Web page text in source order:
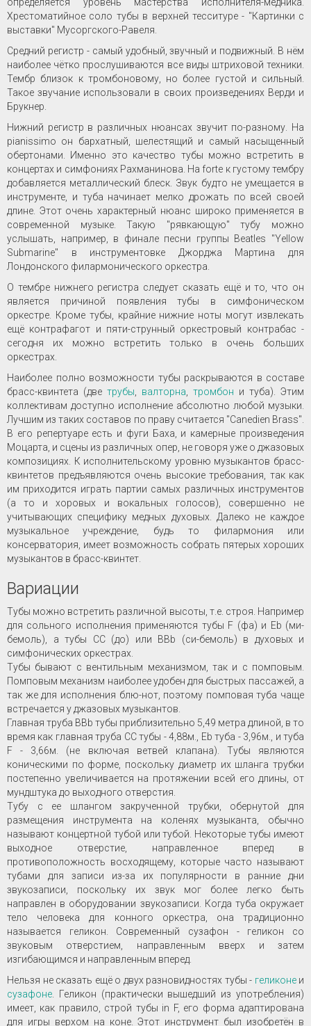
Хрестоматийное соло тубы в верхней тесситуре - "Картинки с
выставки" Мусоргского-Равеля.
Средний регистр - самый удобный, звучный и подвижный. В нём
наиболее чётко прослушиваются все виды штриховой техники.
Тембр близок к тромбоновому, но более густой и сильный.
Такое звучание использовали в своих произведениях Верди и
Брукнер.
Нижний регистр в различных нюансах звучит по-разному. На
pianissimo он бархатный, шелестящий и самый насыщенный
обертонами. Именно это качество тубы можно встретить в
концертах и симфониях Рахманинова. На forte к густому тембру
добавляется металлический блеск. Звук будто не умещается в
инструменте, и туба начинает мелко дрожать по всей своей
длине. Этот очень характерный нюанс широко применяется в
современной музыке. Такую "рявкающую" тубу можно
услышать, например, в финале песни группы Beatles "Yellow
Submarine" в инструментовке Джорджа Мартина для
Лондонского филармонического оркестра.
О тембре нижнего регистра следует сказать ещё и то, что он
является причиной появления тубы в симфоническом
оркестре. Кроме тубы, крайние нижние ноты могут извлекать
ещё контрафагот и пяти-струнный оркестровый контрабас -
сегодня их можно встретить только в очень больших
оркестрах.
Наиболее полно возможности тубы раскрываются в составе
брасс-квинтета (две трубы валторна тромбон и туба). Этим
коллективам доступно исполнение абсолютно любой музыки.
Лучшим из таких составов по праву считается "Canedien Brass".
В его репертуаре есть и фуги Баха, и камерные произведения
Моцарта, и сцены из различных опер, не говоря уже о джазовых
композициях. К исполнительскому уровню музыкантов брасс-
квинтетов предъявляются очень высокие требования, так как
им приходится играть партии самых различных инструментов
(а то и хоровых и вокальных голосов), совершенно не
учитывающих специфику медных духовых. Далеко не каждое
музыкальное учреждение, будь то филармония или
консерватория, имеет возможность собрать пятерых хороших
музыкантов в брасс-квинтет.
Вариации
Тубы можно встретить различной высоты, т.е. строя. Например
для сольного исполнения применяются тубы F (фа) и Eb (ми-
бемоль), а тубы CC (до) или BBb (си-бемоль) в духовых и
симфонических оркестрах.
Тубы бывают с вентильным механизмом, так и с помповым.
Помповым механизм наиболее удобен для быстрых пассажей, а
так же для исполнения блю-нот, поэтому помповая туба чаще
встречается у джазовых музыкантов.
Главная труба BBb тубы приблизительно 5,49 метра длиной, в то
время как главная труба CC тубы - 4,88м., Eb туба - 3,96м., и туба
F - 3,66м. (не включая ветвей клапана). Тубы являются
коническими по форме, поскольку диаметр их шланга трубки
постепенно увеличивается на протяжении всей его длины, от
мундштука до выходного отверстия.
Тубу с ее шлангом закрученной трубки, обернутой для
размещения инструмента на коленях музыканта, обычно
называют концертной тубой или тубой. Некоторые тубы имеют
выходное отверстие, направленное вперед в
противоположность восходящему, которые часто называют
тубами для записи из-за их популярности в ранние дни
звукозаписи, поскольку их звук мог более легко быть
направлен в оборудовании звукозаписи. Когда туба окружает
тело человека для конного оркестра, она традиционно
называется геликон. Современный сузафон - геликон со
звуковым отверстием, направленным вверх и затем
изгибающимся и направленным вперед.
Нельзя не сказать ещё о двух разновидностях тубы - геликонеи
сузафоне . Геликон (практически вышедший из употребления)
имеет, как правило, строй тубы in F, его форма адаптирована
для игры верхом на коне. Этот инструмент был изобретён в